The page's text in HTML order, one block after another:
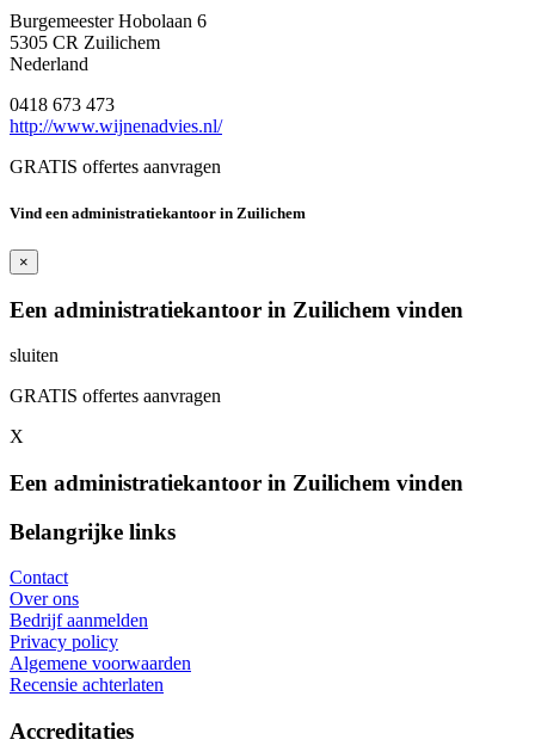
Burgemeester Hobolaan 6
5305 CR Zuilichem
Nederland
0418 673 473
http://www.wijnenadvies.nl/
GRATIS offertes aanvragen
Vind een administratiekantoor in Zuilichem
×
Een administratiekantoor in Zuilichem vinden
sluiten
GRATIS offertes aanvragen
X
Een administratiekantoor in Zuilichem vinden
Belangrijke links
Contact
Over ons
Bedrijf aanmelden
Privacy policy
Algemene voorwaarden
Recensie achterlaten
Accreditaties